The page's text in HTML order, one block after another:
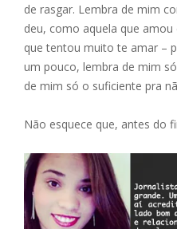
de rasgar. Lembra de mim
deu, como aquela que
que tentou muito te amar –
um pouco, lembra de mim
de mim só o suficiente pra
Não esquece que, antes do